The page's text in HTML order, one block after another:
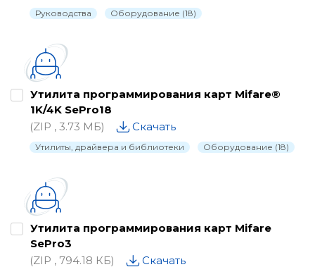
Схемы подключения
Утилиты, драйвера и библиотеки
Руководства Оборудование (18)
Утилита программирования карт Mifare®
1K/4K SePro18
(ZIP , 3.73 МБ)
Скачать
Утилиты, драйвера и библиотеки Оборудование (18)
Утилита программирования карт Mifare
SePro3
(ZIP , 794.18 КБ)
Скачать